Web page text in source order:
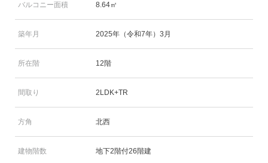
バルコニー面積 8.64㎡
築年月 2025年（令和7年）3月
所在階 12階
間取り 2LDK+TR
方角 北西
建物階数 地下2階付26階建